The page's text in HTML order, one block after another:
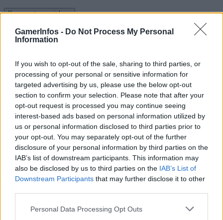
GamerInfos - Do Not Process My Personal
Information
If you wish to opt-out of the sale, sharing to third parties, or
processing of your personal or sensitive information for
targeted advertising by us, please use the below opt-out
section to confirm your selection. Please note that after your
opt-out request is processed you may continue seeing
interest-based ads based on personal information utilized by
us or personal information disclosed to third parties prior to
your opt-out. You may separately opt-out of the further
disclosure of your personal information by third parties on the
IAB’s list of downstream participants. This information may
also be disclosed by us to third parties on the IAB’s List of
Downstream Participants that may further disclose it to other
Personal Data Processing Opt Outs
Suche
Kategorien
.News
E-Sport
E3 | GamesCom | Events | Messen
Gadgets
Gadgets | Zubehör | Hardware Reviews
Gadgets | Zubehör | Technik
Game Previews
PlayStation
Preishits | Sonderangebote